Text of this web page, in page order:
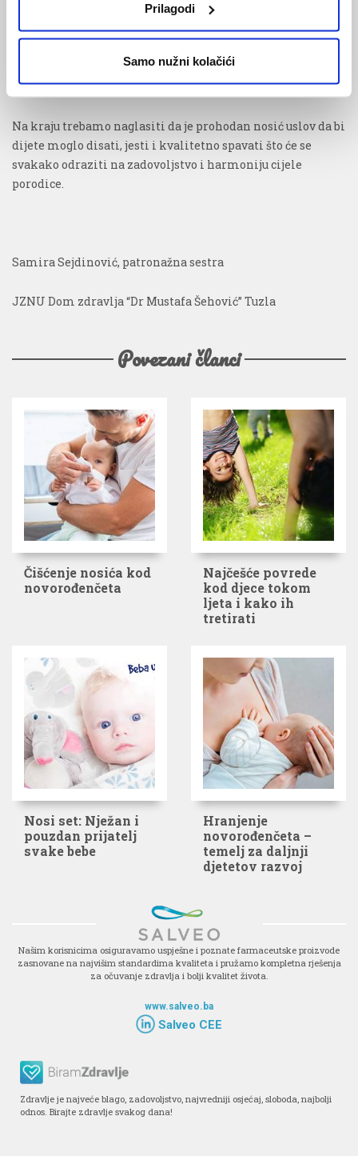
Prilagodi
Samo nužni kolačići
higijenskih razloga i smanjenja mogućnosti infekcije
vršak raspršivača treba uvijek očistiti, obrisati i zatvoriti
pomoć četke očistiti pod mlazom tople vode,obrisati i
osušiti.
Na kraju trebamo naglasiti da je prohodan nosić uslov da bi
dijete moglo disati, jesti i kvalitetno spavati što će se
svakako odraziti na zadovoljstvo i harmoniju cijele
porodice.
Samira Sejdinović, patronažna sestra
JZNU Dom zdravlja “Dr Mustafa Šehović” Tuzla
Povezani članci
Čišćenje nosića kod
novorođenčeta
Najčešće povrede
kod djece tokom
ljeta i kako ih
tretirati
Nosi set: Nježan i
pouzdan prijatelj
svake bebe
Hranjenje
novorođenčeta –
temelj za daljnji
djetetov razvoj
Našim korisnicima osiguravamo uspješne i poznate farmaceutske proizvode
zasnovane na najvišim standardima kvaliteta i pružamo kompletna rješenja
za očuvanje zdravlja i bolji kvalitet života.
www.salveo.ba
Salveo CEE
Zdravlje je najveće blago, zadovoljstvo, najvredniji osjećaj, sloboda, najbolji
odnos. Birajte zdravlje svakog dana!